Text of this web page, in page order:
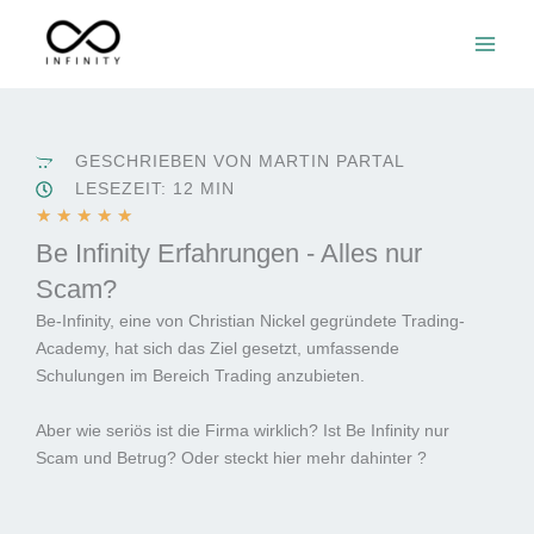
springen
GESCHRIEBEN VON MARTIN PARTAL
LESEZEIT: 12 MIN
★ ★ ★ ★ ★
e
w
r
t
e
m
i
Be Infinity Erfahrungen - Alles nur
Scam?
Be-Infinity, eine von Christian Nickel gegründete Trading-
Academy, hat sich das Ziel gesetzt, umfassende
Schulungen im Bereich Trading anzubieten.
Aber wie seriös ist die Firma wirklich? Ist Be Infinity nur
Scam und Betrug? Oder steckt hier mehr dahinter ?